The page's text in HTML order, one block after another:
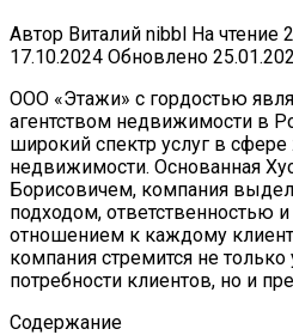
Автор Виталий nibbl На чтение
17.10.2024 Обновлено
ООО «Этажи» с гордостью
агентством недвижимости в
широкий спектр услуг в
недвижимости. Основанная
Борисовичем, компания
подходом, ответственностью
отношением к каждому
компания стремится не
потребности клиентов, но и
Содержание